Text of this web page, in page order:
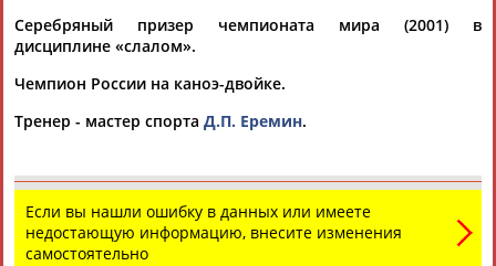
Флюра
БУЛАТОВА
Татьяна
Серебряный призер чемпионата мира (2001) в
дисциплине «слалом».
Чемпион России на каноэ-двойке.
Тренер - мастер спорта Д.П. Еремин.
Если вы нашли ошибку в данных или имеете
недостающую информацию, внесите изменения
самостоятельно